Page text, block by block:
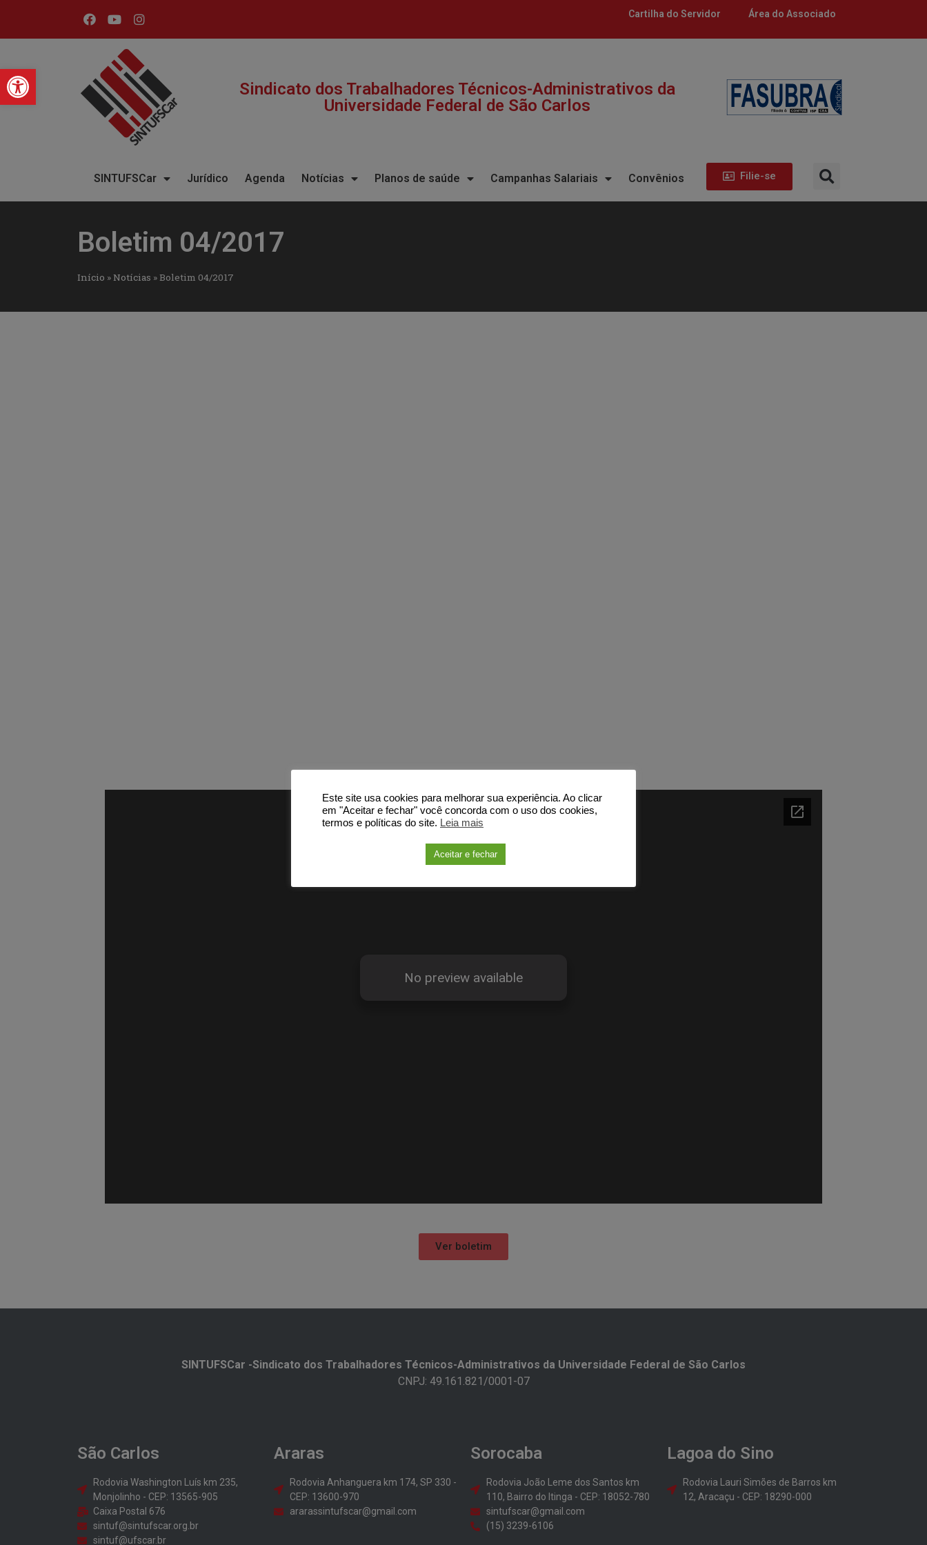
Barra de Ferramentas Aberta
Cartilha do Servidor Área do Associado
Sindicato dos Trabalhadores Técnicos-Administrativos da
Universidade Federal de São Carlos​
SINTUFSCar Jurídico Agenda Notícias Planos de saúde Campanhas Salariais Convênios Filie-se
Boletim 04/2017
Início »Notícias »Boletim 04/2017
Ver boletim
SINTUFSCar -Sindicato dos Trabalhadores Técnicos-Administrativos da Universidade Federal de São Carlos​
CNPJ: 49.161.821/0001-07
São Carlos
Rodovia Washington Luís km 235,
Monjolinho - CEP: 13565-905
Caixa Postal 676
sintuf@sintufscar.org.br
sintuf@ufscar.br
Araras
Rodovia Anhanguera km 174, SP 330 -
CEP: 13600-970
ararassintufscar@gmail.com
Sorocaba
Rodovia João Leme dos Santos km
110, Bairro do Itinga - CEP: 18052-780
sintufscar@gmail.com
(15) 3239-6106
Lagoa do Sino
Rodovia Lauri Simões de Barros km
12, Aracaçu - CEP: 18290-000
Este site usa cookies para melhorar sua experiência. Ao clicar
em "Aceitar e fechar" você concorda com o uso dos cookies,
termos e políticas do site. Leia mais
Aceitar e fechar